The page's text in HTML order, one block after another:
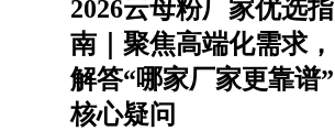
2026云母粉厂家优选指
南｜聚焦高端化需求，
解答“哪家厂家更靠谱”
核心疑问